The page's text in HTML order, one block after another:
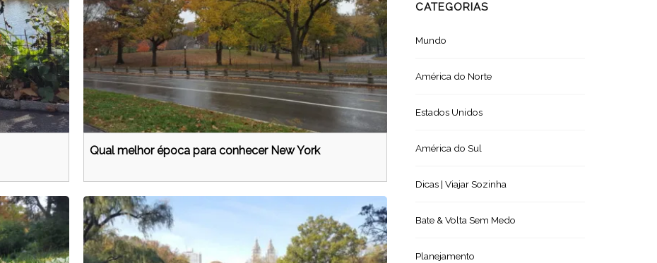
Qual melhor época para conhecer New York
CATEGORIAS
Mundo
América do Norte
Estados Unidos
América do Sul
Dicas | Viajar Sozinha
Bate & Volta Sem Medo
Planejamento